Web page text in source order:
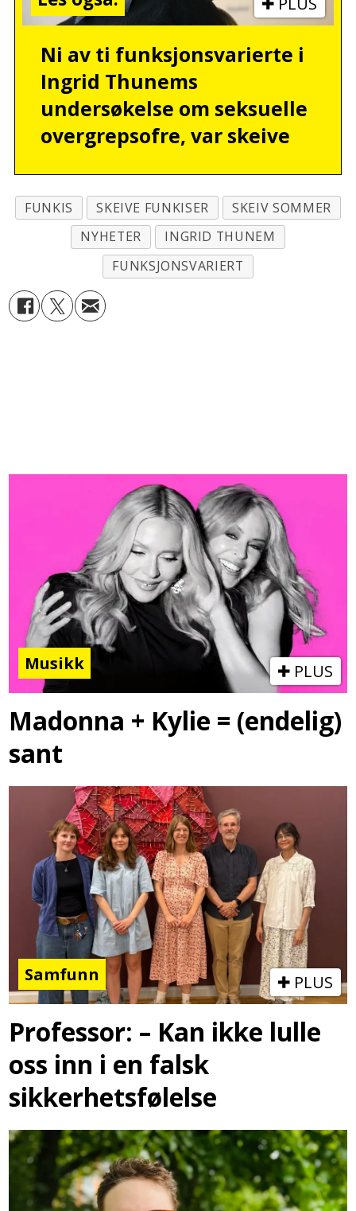
Ni av ti funksjonsvarierte i
Ingrid Thunems
undersøkelse om seksuelle
overgrepsofre, var skeive
FUNKIS SKEIVE FUNKISER
SKEIV SOMMER
NYHETER
INGRID THUNEM
FUNKSJONSVARIERT
Musikk PLUS
Madonna + Kylie = (endelig)
sant
Samfunn PLUS
Professor: – Kan ikke lulle
oss inn i en falsk
sikkerhetsfølelse